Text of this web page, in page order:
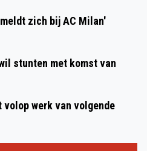
zich bij AC Milan'
stunten met komst van
volop werk van volgende